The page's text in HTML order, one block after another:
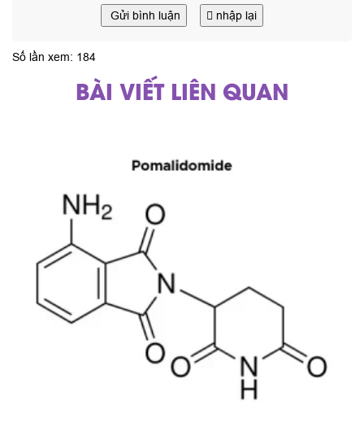
Gửi bình luận nhập lại
Số lần xem: 184
BÀI VIẾT LIÊN QUAN